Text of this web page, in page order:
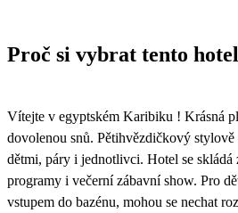
Proč si vybrat tento hotel
Vítejte v egyptském Karibiku ! Krásná
dovolenou snů. Pětihvězdičkový
dětmi, páry i jednotlivci. Hotel se
programy i večerní zábavní show. Pro
vstupem do bazénu, mohou se nechat